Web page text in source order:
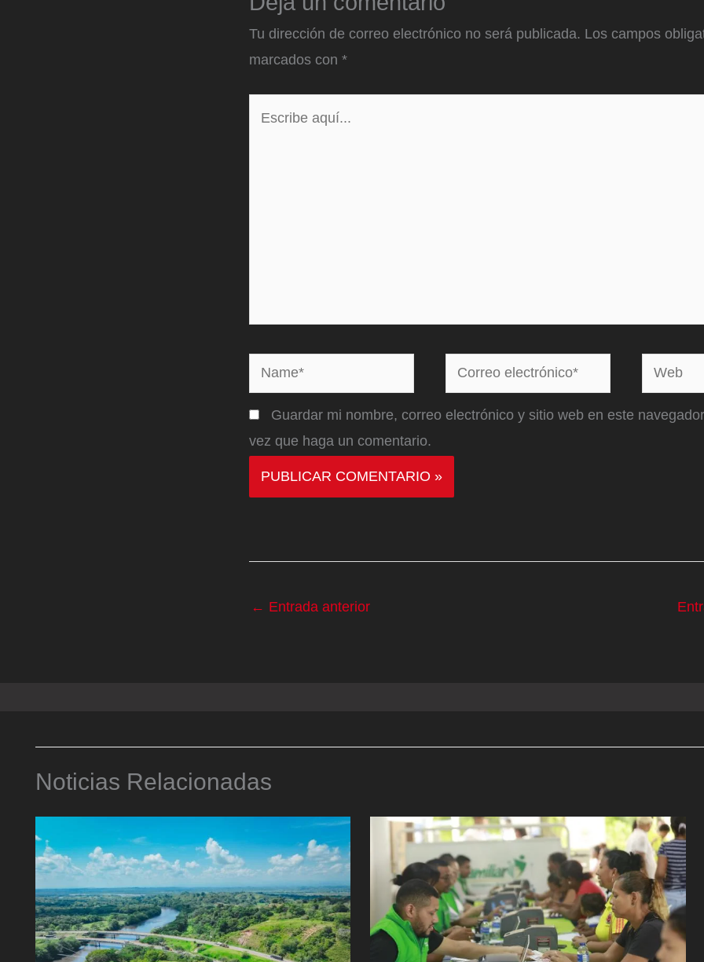
Tu dirección de correo electrónico no será publicada. Los campos
marcados con *
Name*
Correo
electrónico*
Web
Guardar mi nombre, correo electrónico y sitio web en este
vez que haga un comentario.
← Entrada anterior
Noticias Relacionadas